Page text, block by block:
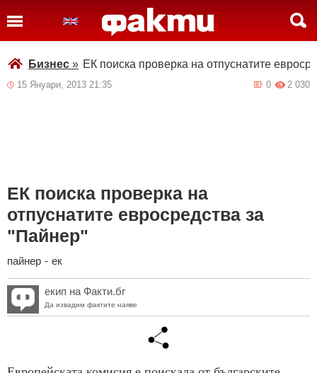
Бизнес » ЕК поиска проверка на отпуснатите
15 Януари, 2013 21:35 2 030
0
ЕК поиска проверка на
отпуснатите евросредства за
"Пайнер"
пайнер - ек
екип на Факти.бг
Да извадим фактите наяве